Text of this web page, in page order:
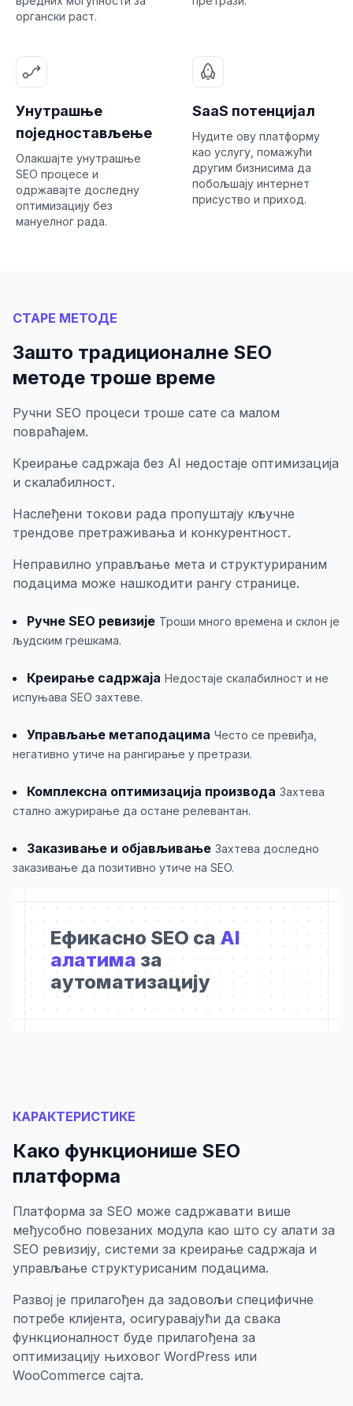
органски раст.
Унутрашње
поједностављење
Олакшајте унутрашње
SEO процесе и
одржавајте доследну
оптимизацију без
мануелног рада.
SaaS потенцијал
Нудите ову платформу
као услугу, помажући
другим бизнисима да
побољшају интернет
присуство и приход.
Ефикасно SEO са AI
алатима за
аутоматизацију
СТАРЕ МЕТОДЕ
Зашто традиционалне SEO
методе троше време
Ручни SEO процеси троше сате са малом
повраћајем.
Креирање садржаја без AI недостаје оптимизација
и скалабилност.
Наслеђени токови рада пропуштају кључне
трендове претраживања и конкурентност.
Неправилно управљање мета и структурираним
подацима може нашкодити рангу странице.
Ручне SEO ревизије Троши много времена и склон је
људским грешкама.
Креирање садржаја Недостаје скалабилност и не
испуњава SEO захтеве.
Управљање метаподацима Често се превиђа,
негативно утиче на рангирање у претрази.
Комплексна оптимизација производа Захтева
стално ажурирање да остане релевантан.
Заказивање и објављивање Захтева доследно
заказивање да позитивно утиче на SEO.
КАРАКТЕРИСТИКЕ
Како функционише SEO
платформа
Платформа за SEO може садржавати више
међусобно повезаних модула као што су алати за
SEO ревизију, системи за креирање садржаја и
управљање структурисаним подацима.
Развој је прилагођен да задовољи специфичне
потребе клијента, осигуравајући да свака
функционалност буде прилагођена за
оптимизацију њиховог WordPress или
WooCommerce сајта.